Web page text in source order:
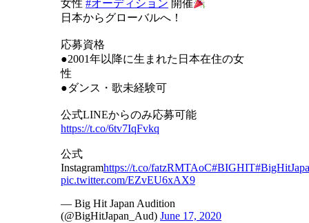
女性 #オーディション 開催
日本からグローバルへ！
応募資格
●2001年以降に生まれた日本在住の女
性
●ダンス・歌未経験可
公式LINEからのみ応募可能
https://t.co/6tv7IqFvkq
公式
Instagramhttps://t.co/fatzRMTAoC#BIGHIT
pic.twitter.com/EZvEU6xAX9
— Big Hit Japan Audition
(@BigHitJapan_Aud) June 17, 2020